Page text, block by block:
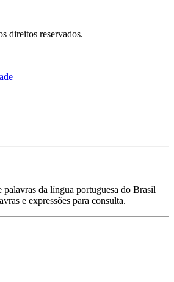
direitos reservados.
palavras da língua portuguesa do Brasil
e expressões para consulta.